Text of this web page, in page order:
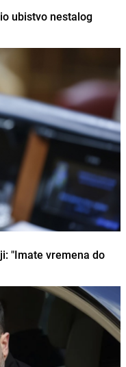
ubistvo nestalog
"Imate vremena do